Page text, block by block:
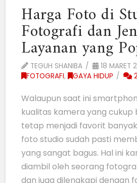
Harga Foto di
Fotografi dan
Layanan yang
TEGUH SHANIBA
18 MARET
FOTOGRAFI, GAYA HIDUP
Walaupun saat ini
kualitas kamera yang cukup
tetap menjadi favorit
foto studio sudah pasti
yang sangat bagus. Hal ini
diambil oleh seorang
dan juga dilengkapi dengan